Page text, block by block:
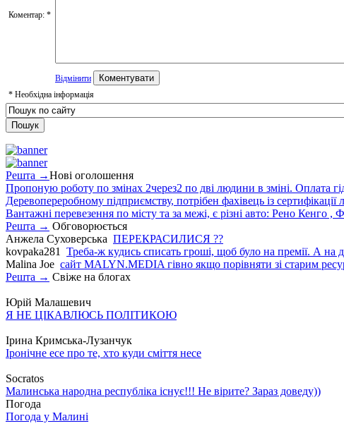
Коментар: *
Відмінити
* Необхідна інформація
Решта →Нові оголошення
Пропоную роботу по змінах 2через2 по дві людини в зміні. Оплата
Деревопереробному підприємству, потрібен фахівець із
Вантажні перевезення по місту та за межі, є різні авто: Рено Кенго
Решта → Обговорюється
Анжела Суховерська ПЕРЕКРАСИЛИСЯ ??
kovpaka281
Треба-ж кудись списать гроші, щоб було на премії. А на
Malina Joe сайт MALYN.MEDIA гiвно якщо порiвняти зi старим
Решта → Свіже на блогах
Юрій Малашевич
Я НЕ ЦІКАВЛЮСЬ ПОЛІТИКОЮ
Ірина Кримська-Лузанчук
Іронічне есе про те, хто куди сміття несе
Socratos
Малинська народна республіка існує!!! Не вірите? Зараз доведу))
Погода
Погода у Малині